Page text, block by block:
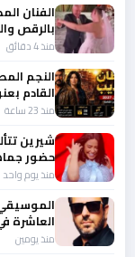
الفنان
بالرقص
منذ 4 دقائق
النجم
القادم
منذ 23 ساعة
شيرين
حضور
منذ يوم واحد
العاشرة
منذ يومين